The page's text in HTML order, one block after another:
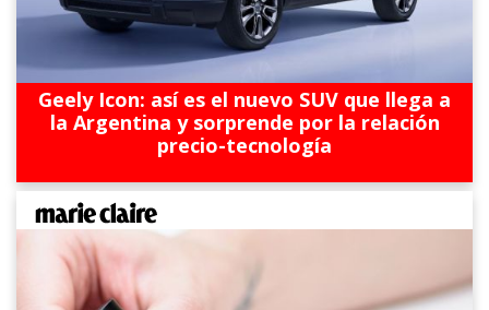
Geely Icon: así es el nuevo SUV que llega a
la Argentina y sorprende por la relación
precio-tecnología